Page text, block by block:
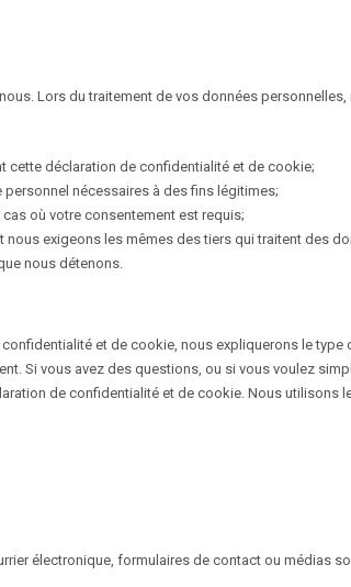
Lors du traitement de vos données
cette déclaration de confidentialité et de cookie;
nécessaires à des fins légitimes;
où votre consentement est requis;
exigeons les mêmes des tiers qui traitent des
nous détenons.
et de cookie, nous expliquerons le
Si vous avez des questions, ou si vous voulez
de confidentialité et de cookie. Nous utilisons
électronique, formulaires de contact ou médias